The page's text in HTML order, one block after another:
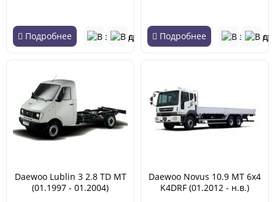
Подробнее Подробнее
Daewoo Lublin 3 2.8 TD MT
(01.1997 - 01.2004)
Daewoo Novus 10.9 MT 6x4
K4DRF (01.2012 - н.в.)